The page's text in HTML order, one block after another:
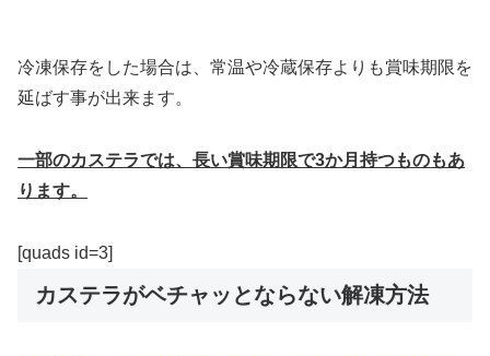
冷凍保存をした場合は、常温や冷蔵保存よりも賞味期限を
延ばす事が出来ます。
一部のカステラでは、長い賞味期限で3か月持つものもあ
ります。
[quads id=3]
カステラがベチャッとならない解凍方法